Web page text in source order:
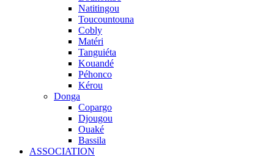
Natitingou
Toucountouna
Cobly
Matéri
Tanguiéta
Kouandé
Péhonco
Kérou
Donga
Copargo
Djougou
Ouaké
Bassila
ASSOCIATION